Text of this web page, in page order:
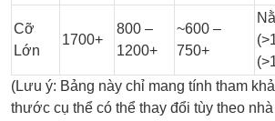
Cỡ
Lớn
1700+
800 –
1200+
~600 –
750+
(Lưu ý: Bảng này chỉ mang tính tham
thước cụ thể có thể thay đổi tùy theo